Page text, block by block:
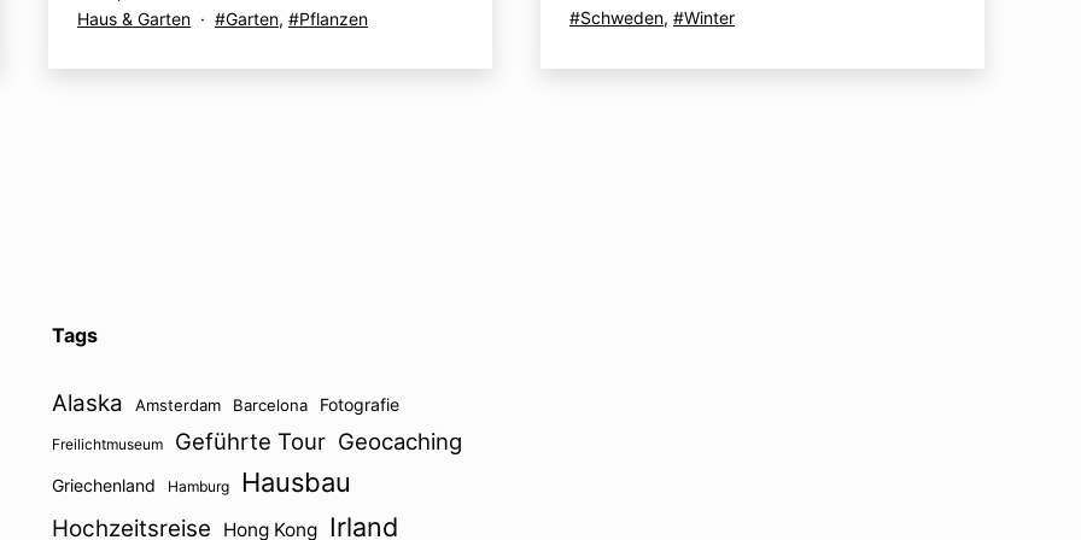
am
Kategorisiert
Haus & Garten
Verschlagwortet
Garten, Pflanzen als
Verschlagwortet
Schweden, Winter
Tags
Alaska Amsterdam Barcelona Fotografie
Freilichtmuseum Geführte Tour Geocaching
Griechenland Hamburg Hausbau
Hochzeitsreise Hong Kong Irland